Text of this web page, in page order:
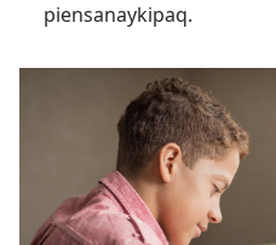
piensanaykipaq.